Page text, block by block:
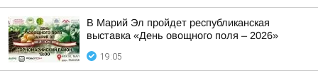
В Марий Эл пройдет республиканская
выставка «День овощного поля – 2026»
19:05